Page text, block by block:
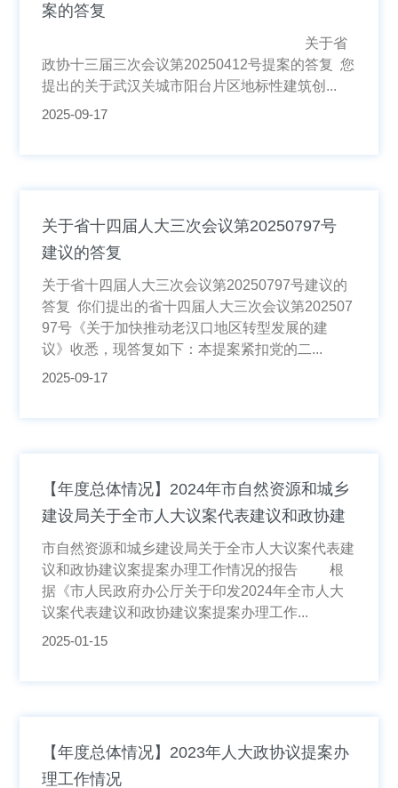
案的答复
关于省
政协十三届三次会议第20250412号提案的答复 您
提出的关于武汉关城市阳台片区地标性建筑创...
2025-09-17
关于省十四届人大三次会议第20250797号
建议的答复
关于省十四届人大三次会议第20250797号建议的
答复 你们提出的省十四届人大三次会议第202507
97号《关于加快推动老汉口地区转型发展的建
议》收悉，现答复如下：本提案紧扣党的二...
2025-09-17
【年度总体情况】2024年市自然资源和城乡
建设局关于全市人大议案代表建议和政协建
议案提案办理工作情况的报告
市自然资源和城乡建设局关于全市人大议案代表建
议和政协建议案提案办理工作情况的报告 根
据《市人民政府办公厅关于印发2024年全市人大
议案代表建议和政协建议案提案办理工作...
2025-01-15
【年度总体情况】2023年人大政协议提案办
理工作情况